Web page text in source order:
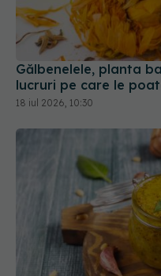
Gălbenelele, planta
lucruri pe care le
18 iul 2026, 10:30